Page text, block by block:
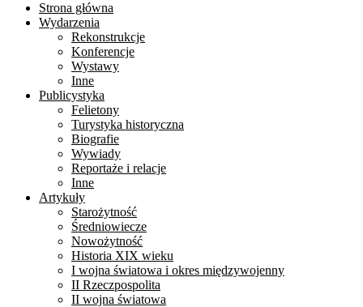
Strona główna
Wydarzenia
Rekonstrukcje
Konferencje
Wystawy
Inne
Publicystyka
Felietony
Turystyka historyczna
Biografie
Wywiady
Reportaże i relacje
Inne
Artykuły
Starożytność
Średniowiecze
Nowożytność
Historia XIX wieku
I wojna światowa i okres międzywojenny
II Rzeczpospolita
II wojna światowa